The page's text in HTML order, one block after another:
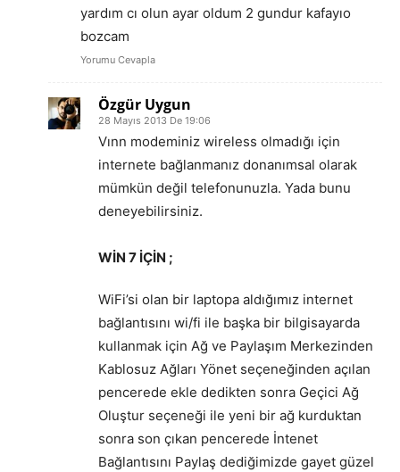
yardım cı olun ayar oldum 2 gundur kafayıo
bozcam
Yorumu Cevapla
Özgür Uygun
28 Mayıs 2013 De 19:06
Vınn modeminiz wireless olmadığı için
internete bağlanmanız donanımsal olarak
mümkün değil telefonunuzla. Yada bunu
deneyebilirsiniz.
WİN 7 İÇİN ;
WiFi’si olan bir laptopa aldığımız internet
bağlantısını wi/fi ile başka bir bilgisayarda
kullanmak için Ağ ve Paylaşım Merkezinden
Kablosuz Ağları Yönet seçeneğinden açılan
pencerede ekle dedikten sonra Geçici Ağ
Oluştur seçeneği ile yeni bir ağ kurduktan
sonra son çıkan pencerede İntenet
Bağlantısını Paylaş dediğimizde gayet güzel